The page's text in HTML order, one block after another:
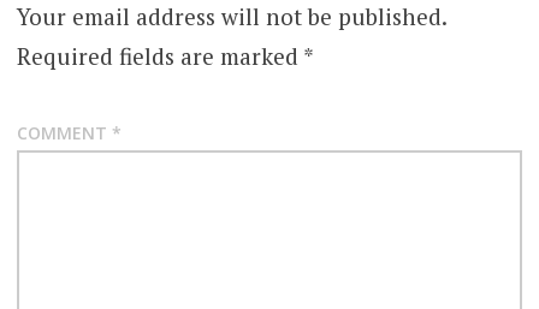
Your email address will not be published.
Required fields are marked *
COMMENT *